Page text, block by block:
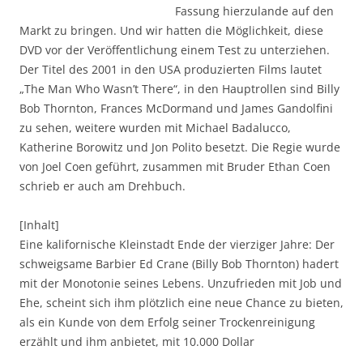
Fassung hierzulande auf den
Markt zu bringen. Und wir hatten die Möglichkeit, diese
DVD vor der Veröffentlichung einem Test zu unterziehen.
Der Titel des 2001 in den USA produzierten Films lautet
„The Man Who Wasn’t There“, in den Hauptrollen sind Billy
Bob Thornton, Frances McDormand und James Gandolfini
zu sehen, weitere wurden mit Michael Badalucco,
Katherine Borowitz und Jon Polito besetzt. Die Regie wurde
von Joel Coen geführt, zusammen mit Bruder Ethan Coen
schrieb er auch am Drehbuch.
[Inhalt]
Eine kalifornische Kleinstadt Ende der vierziger Jahre: Der
schweigsame Barbier Ed Crane (Billy Bob Thornton) hadert
mit der Monotonie seines Lebens. Unzufrieden mit Job und
Ehe, scheint sich ihm plötzlich eine neue Chance zu bieten,
als ein Kunde von dem Erfolg seiner Trockenreinigung
erzählt und ihm anbietet, mit 10.000 Dollar